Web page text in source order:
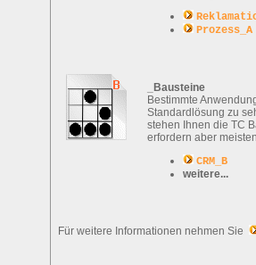
Prozess_A
_Bausteine
Bestimmte
Standardlösung zu
stehen Ihnen die TC
erfordern aber
CRM_B
weitere...
Für weitere Informationen nehmen Sie